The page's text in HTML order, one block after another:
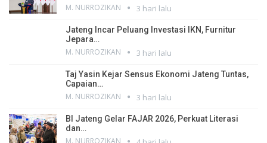
M. NURROZIKAN 3 hari lalu
Jateng Incar Peluang Investasi IKN, Furnitur
Jepara…
M. NURROZIKAN 3 hari lalu
Taj Yasin Kejar Sensus Ekonomi Jateng Tuntas,
Capaian…
M. NURROZIKAN 3 hari lalu
BI Jateng Gelar FAJAR 2026, Perkuat Literasi
dan…
M. NURROZIKAN